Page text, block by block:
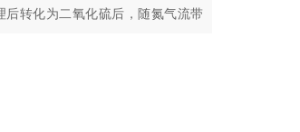
后转化为二氧化硫后，随氮气流带
饮片中的二氧化硫残留量。